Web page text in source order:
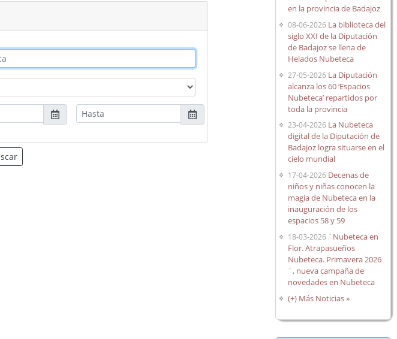
en la provincia de Badajoz
08-06-2026 La biblioteca del
siglo XXI de la Diputación
de Badajoz se llena de
Helados Nubeteca
27-05-2026 La Diputación
alcanza los 60 ‘Espacios
Nubeteca’ repartidos por
toda la provincia
23-04-2026 La Nubeteca
digital de la Diputación de
Badajoz logra situarse en el
cielo mundial
17-04-2026 Decenas de
niños y niñas conocen la
magia de Nubeteca en la
inauguración de los
espacios 58 y 59
18-03-2026 ´Nubeteca en
Flor. Atrapasueños
Nubeteca. Primavera 2026
´, nueva campaña de
novedades en Nubeteca
(+) Más Noticias »